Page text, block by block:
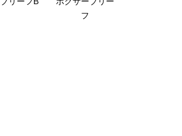
フ